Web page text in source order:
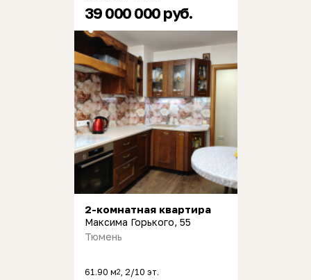
39 000 000 руб.
2-комнатная квартира
Максима Горького, 55
Тюмень
61.90 м2 , 2/10 эт.